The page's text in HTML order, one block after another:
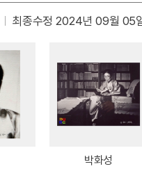
최종수정 2024년 09월 05
박화성